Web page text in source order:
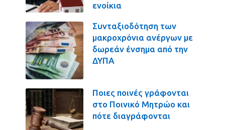
ενοίκια
Συνταξιοδότηση των
μακροχρόνια ανέργων με
δωρεάν ένσημα από την
ΔΥΠΑ
Ποιες ποινές γράφονται
στο Ποινικό Μητρώο και
πότε διαγράφονται